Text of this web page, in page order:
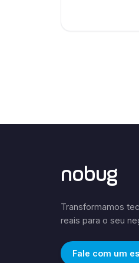
nobug
Transformamos
reais para o seu
Fale com um